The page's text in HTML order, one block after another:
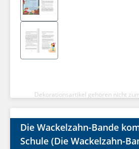
Dekorationsartikel gehören nicht
Die Wackelzahn-Bande
Schule (Die Wackelzahn-